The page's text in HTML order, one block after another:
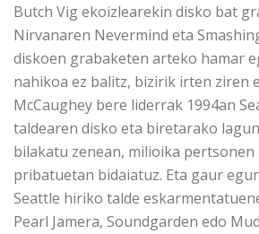
Butch Vig ekoizlearekin disko bat
Nirvanaren Nevermind eta
diskoen grabaketen arteko hamar
nahikoa ez balitz, bizirik irten ziren
McCaughey bere liderrak 1994an
taldearen disko eta biretarako
bilakatu zenean, milioika
pribatuetan bidaiatuz. Eta gaur
Seattle hiriko talde
Pearl Jamera, Soundgarden edo